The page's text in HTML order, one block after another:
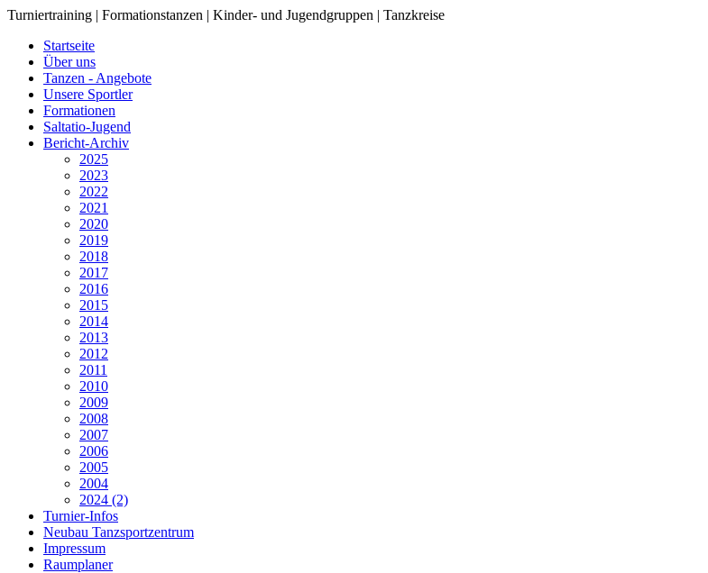
Turniertraining | Formationstanzen | Kinder- und Jugendgruppen | Tanzkreise
Startseite
Über uns
Tanzen - Angebote
Unsere Sportler
Formationen
Saltatio-Jugend
Bericht-Archiv
2025
2023
2022
2021
2020
2019
2018
2017
2016
2015
2014
2013
2012
2011
2010
2009
2008
2007
2006
2005
2004
2024 (2)
Turnier-Infos
Neubau Tanzsportzentrum
Impressum
Raumplaner